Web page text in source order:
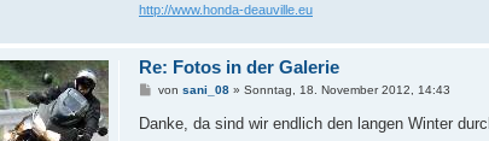
n
A
n
d
y
http://www.honda-deauville.eu
Re: Fotos in der Galerie
B
i
t
von sani_08» Sonntag, 18. November 2012, 14:43
Danke, da sind wir endlich den langen Winter